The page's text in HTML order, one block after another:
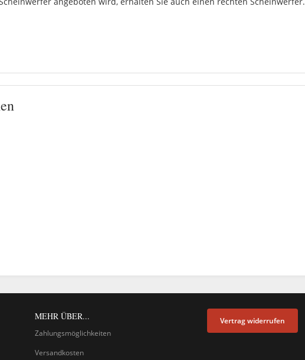
MEHR ÜBER...
Zahlungsmöglichkeiten
Versandkosten
Vertrag widerrufen